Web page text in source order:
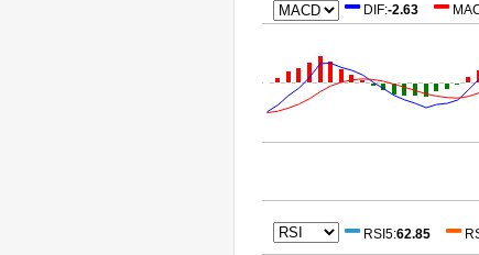
DIF:-2.63
RSI5:62.85